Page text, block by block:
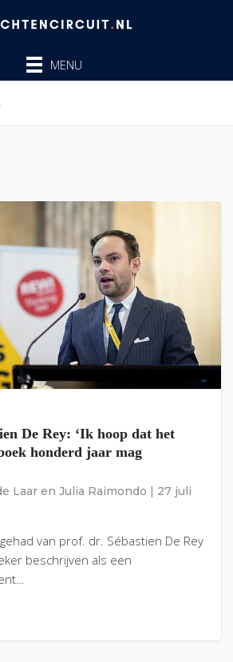
MENU
De Rey: ‘Ik hoop dat het
honderd jaar mag
Laar en Julia Raimondo
27 juli
van prof. dr. Sébastien De Rey
beschrijven als een